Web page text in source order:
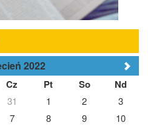
2022
Cz Pt So Nd
31 1 2
3
7 8 9
10